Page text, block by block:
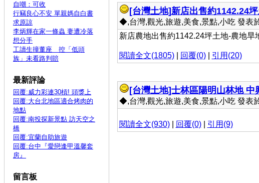
自嘲：可收
行竊良心不安 單親媽自白書
求原諒
李炳輝在家一條蟲 妻遭冷落
想分手
工讀生撞董座 控「低頭
族」未看路判賠
最新評論
回覆:威力彩連30槓! 頭獎上
回覆:大台北地區適合烤肉的
地點
回覆:南投探新景點 訪天空之
橋
回覆:宜蘭自助旅遊
回覆:台中『愛戀逢甲溫馨套
房』
留言板
[台灣土地]新店出售約1142.24
◆,台灣,觀光,旅遊,美食,景點,小吃 發表
新店農地出售約1142.24坪土地-農地旱
閱讀全文(1805)| 回覆(0)| 引用(20)
[台灣土地]士林區陽明山林地 中
◆,台灣,觀光,旅遊,美食,景點,小吃 發表
閱讀全文(930)| 回覆(0)| 引用(9)